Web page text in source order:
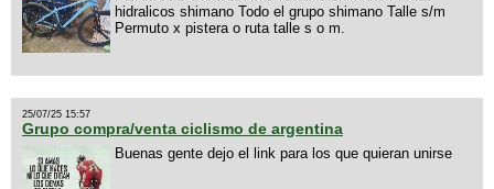
hidralicos shimano Todo el grupo shimano Talle s/m
Permuto x pistera o ruta talle s o m.
25/07/25 15:57
Grupo compra/venta ciclismo de argentina
Buenas gente dejo el link para los que quieran unirse